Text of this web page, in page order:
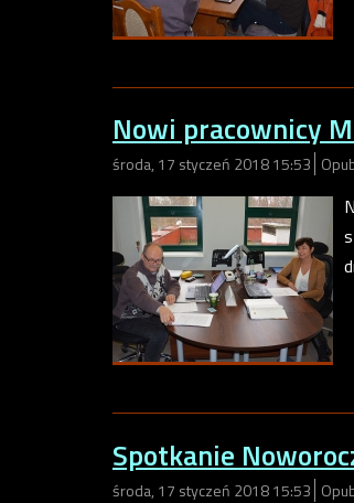
Nowi pracownicy
środa, 17 styczeń 2018 15:53
Spotkanie
środa, 17 styczeń 2018 15:53